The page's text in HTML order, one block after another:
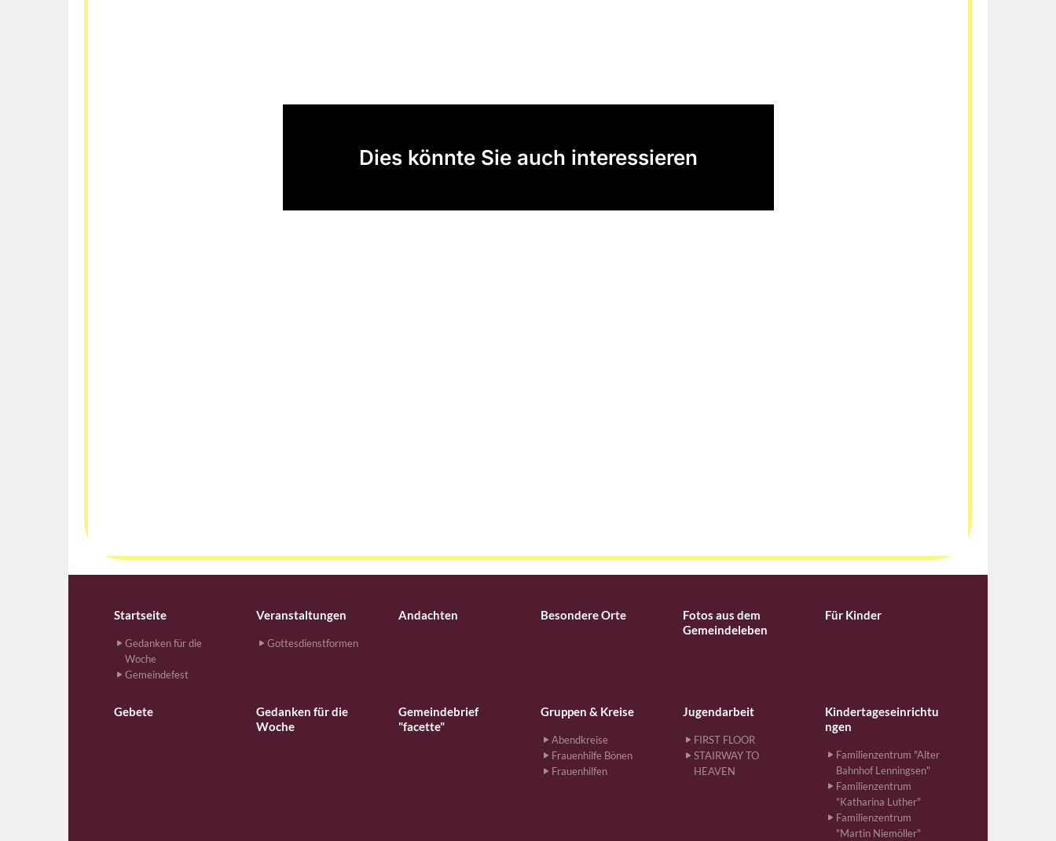
Dies könnte Sie auch interessieren
Startseite
Gedanken für die
Woche
Gemeindefest
Veranstaltungen
Gottesdienstformen
Andachten Besondere Orte
Fotos aus dem
Gemeindeleben
Für Kinder
Gebete
Gedanken für die
Woche
Gemeindebrief
"facette"
Gruppen & Kreise
Abendkreise
Frauenhilfe Bönen
Frauenhilfen
Jugendarbeit
FIRST FLOOR
STAIRWAY TO
HEAVEN
Kindertageseinrichtu
ngen
Familienzentrum "Alter
Bahnhof Lenningsen"
Familienzentrum
"Katharina Luther"
Familienzentrum
"Martin Niemöller"